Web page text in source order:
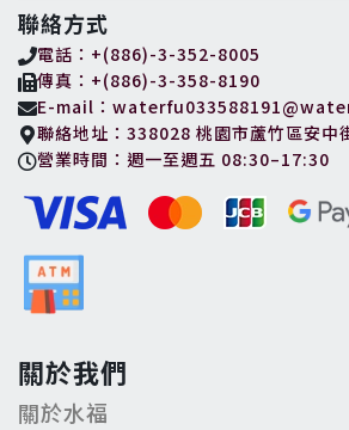
聯絡方式
電話：+(886)-3-352-8005
傳真：+(886)-3-358-8190
E-mail：
聯絡地址：338028 桃園市蘆竹區安中
營業時間：週一至週五 08:30–17:30
關於我們
關於水福